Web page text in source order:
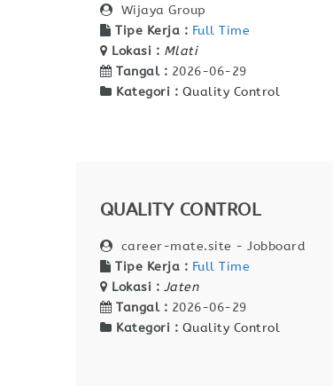
Wijaya Group
Tipe Kerja : Full Time
Lokasi : Mlati
Tangal : 2026-06-29
Kategori : Quality Control
QUALITY CONTROL
career-mate.site - Jobboard
Tipe Kerja : Full Time
Lokasi : Jaten
Tangal : 2026-06-29
Kategori : Quality Control